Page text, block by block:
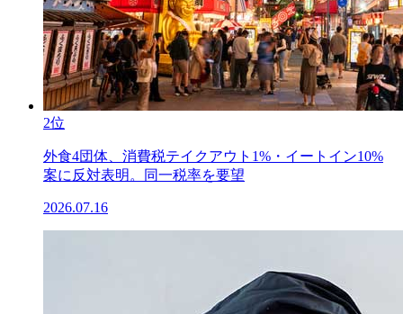
2位
外食4団体、消費税テイクアウト1%・イートイン10%
案に反対表明。同一税率を要望
2026.07.16